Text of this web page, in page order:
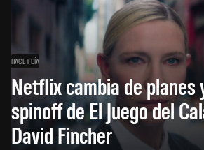
HACE 1 DÍA
Netflix cambia de planes
spinoff de El Juego del
David Fincher